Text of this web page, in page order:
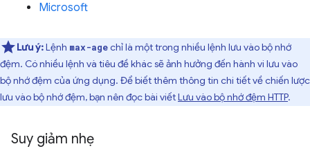
Microsoft
Lưu ý:Lệnh max-agechỉ là một trong nhiều lệnh lưu vào bộ nhớ
đệm. Có nhiều lệnh và tiêu đề khác sẽ ảnh hưởng đến hành vi lưu vào
bộ nhớ đệm của ứng dụng. Để biết thêm thông tin chi tiết về chiến lược
lưu vào bộ nhớ đệm, bạn nên đọc bài viếtLưu vào bộ nhớ đệm HTTP.
Suy giảm nhẹ